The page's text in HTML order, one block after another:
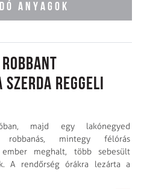
ANYAGOK
robbant
szerda reggeli
majd egy lakónegyed
robbanás, mintegy félórás
meghalt, több sebesült
A rendőrség órákra lezárta a